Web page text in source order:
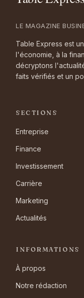
LE MAGAZINE
Table Express est
l'économie, à la
décryptons
faits vérifiés et un
SECTIONS
Entreprise
Finance
Investissement
Carrière
Marketing
Actualités
INFORMATIONS
À propos
Notre rédaction